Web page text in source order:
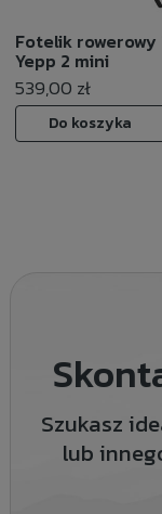
Fotelik rowerowy
Yepp 2 mini
539,00 zł
Do koszyka
Szukasz
lub